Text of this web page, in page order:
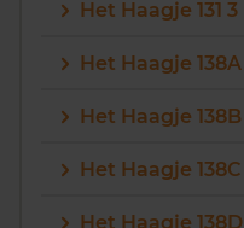
Het Haagje 131 3
Het Haagje 138A
Het Haagje 138B
Het Haagje 138C
Het Haagje 138D